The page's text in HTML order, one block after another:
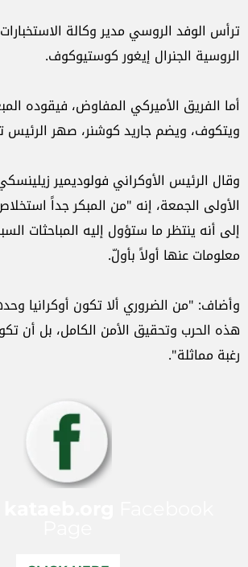
ترأس الوفد الروسي مدير وكالة
الروسية الجنرال إيغور كوستيوكوف.
أما الفريق الأميركي المفاوض، فيقوده
ويتكوف، ويضم جاريد كوشنر، صهر الرئيس
وقال الرئيس الأوكراني فولوديمير
الأولى الجمعة، إنه "من المبكر جداً
إلى أنه ينتظر ما ستؤول إليه المباحثات
معلومات عنها أولاً بأولّ.
وأضاف: "من الضروري ألا تكون أوكرانيا
هذه الحرب وتحقيق الأمن الكامل، بل أن
رغبة مماثلة".